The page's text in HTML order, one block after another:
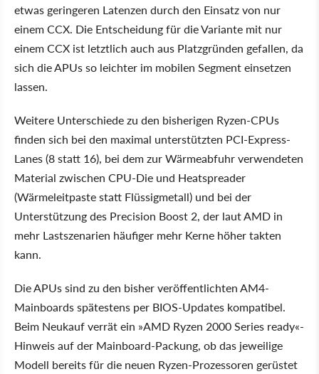
etwas geringeren Latenzen durch den Einsatz von nur
einem CCX. Die Entscheidung für die Variante mit nur
einem CCX ist letztlich auch aus Platzgründen gefallen, da
sich die APUs so leichter im mobilen Segment einsetzen
lassen.
Weitere Unterschiede zu den bisherigen Ryzen-CPUs
finden sich bei den maximal unterstützten PCI-Express-
Lanes (8 statt 16), bei dem zur Wärmeabfuhr verwendeten
Material zwischen CPU-Die und Heatspreader
(Wärmeleitpaste statt Flüssigmetall) und bei der
Unterstützung des Precision Boost 2, der laut AMD in
mehr Lastszenarien häufiger mehr Kerne höher takten
kann.
Die APUs sind zu den bisher veröffentlichten AM4-
Mainboards spätestens per BIOS-Updates kompatibel.
Beim Neukauf verrät ein »AMD Ryzen 2000 Series ready«-
Hinweis auf der Mainboard-Packung, ob das jeweilige
Modell bereits für die neuen Ryzen-Prozessoren gerüstet